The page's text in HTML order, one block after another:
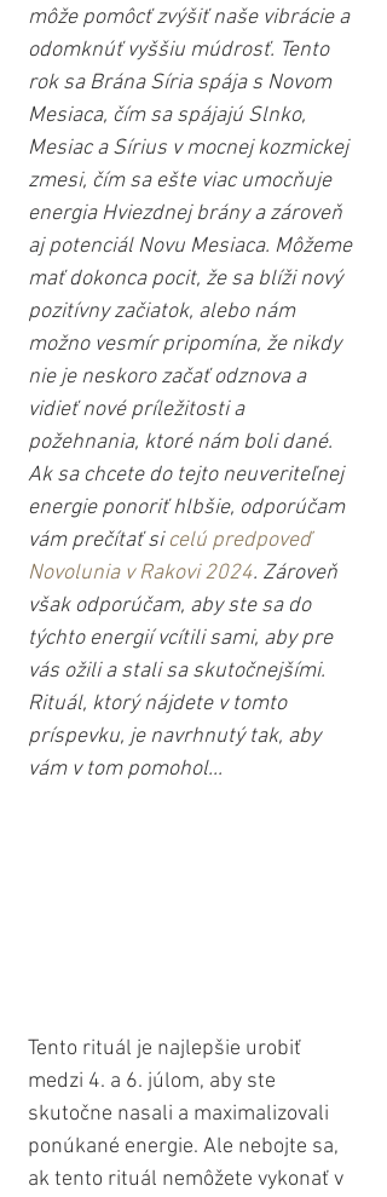
môže pomôcť zvýšiť naše vibrácie a
odomknúť vyššiu múdrosť. Tento
rok sa Brána Síria spája s Novom
Mesiaca, čím sa spájajú Slnko,
Mesiac a Sírius v mocnej kozmickej
zmesi, čím sa ešte viac umocňuje
energia Hviezdnej brány a zároveň
aj potenciál Novu Mesiaca. Môžeme
mať dokonca pocit, že sa blíži nový
pozitívny začiatok, alebo nám
možno vesmír pripomína, že nikdy
nie je neskoro začať odznova a
vidieť nové príležitosti a
požehnania, ktoré nám boli dané.
Ak sa chcete do tejto neuveriteľnej
energie ponoriť hlbšie, odporúčam
vám prečítať si celú predpoveď
Novolunia v Rakovi 2024. Zároveň
však odporúčam, aby ste sa do
týchto energií vcítili sami, aby pre
vás ožili a stali sa skutočnejšími.
Rituál, ktorý nájdete v tomto
príspevku, je navrhnutý tak, aby
vám v tom pomohol...
Tento rituál je najlepšie urobiť
medzi 4. a 6. júlom, aby ste
skutočne nasali a maximalizovali
ponúkané energie. Ale nebojte sa,
ak tento rituál nemôžete vykonať v